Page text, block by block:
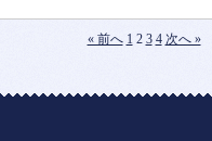
« 前へ 1 2 3 4 次へ »